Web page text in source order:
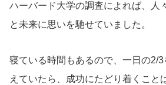
ハーバード大学の調査によれば、人
と未来に思いを馳せていました。
寝ている時間もあるので、一日の2/
えていたら、成功にたどり着くこと